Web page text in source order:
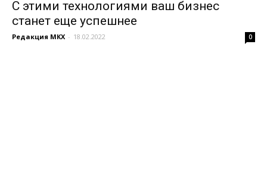
С этими технологиями ваш бизнес
станет еще успешнее
Редакция МКХ - 18.02.2022 0